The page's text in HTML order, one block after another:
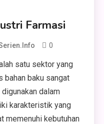
Farmasi
0
satu sektor yang
bahan baku sangat
dalam
karakteristik yang
memenuhi kebutuhan